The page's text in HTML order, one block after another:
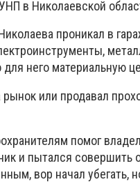
в Николаевской
проникал в
него материальную
или продавал
помог
и пытался совершить
вор начал убегать,